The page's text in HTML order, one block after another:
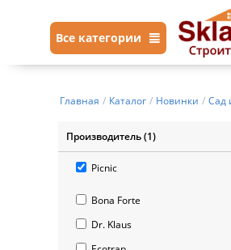
Все категории
Главная / Каталог / Новинки / Сад
Производитель (1)
Picnic
Bona Forte
Dr. Klaus